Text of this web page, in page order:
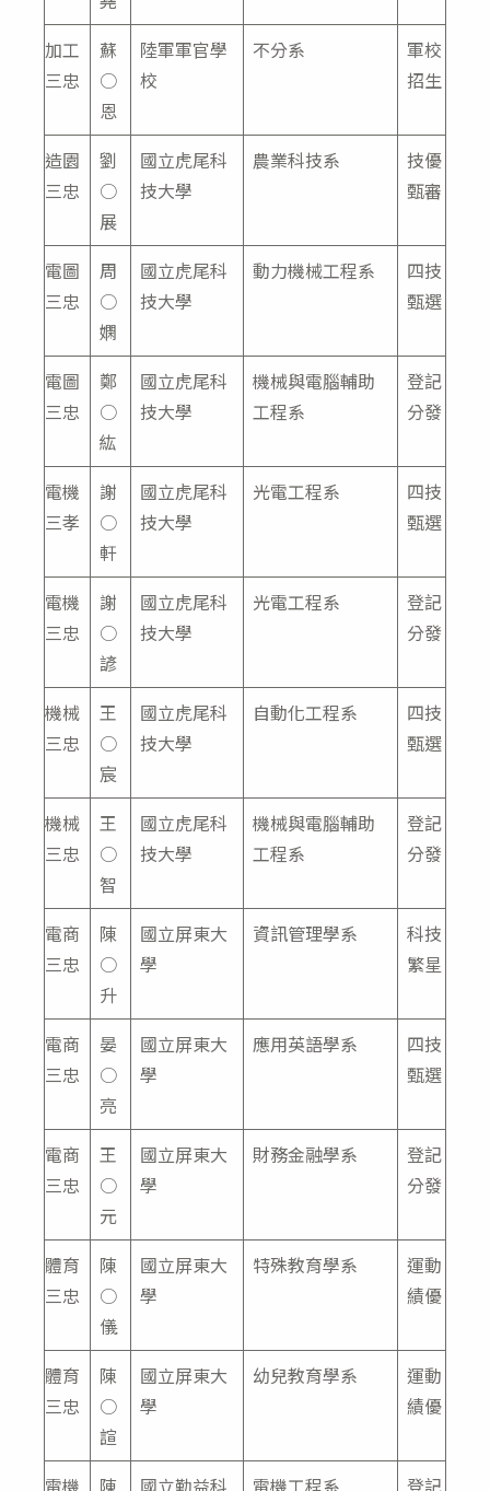
加工
三忠
蘇
○
恩
陸軍軍官學
校
不分系
軍校
招生
造園
三忠
劉
○
展
國立虎尾科
技大學
農業科技系
技優
甄審
電圖
三忠
周
○
嫻
國立虎尾科
技大學
動力機械工程系
四技
甄選
電圖
三忠
鄭
○
紘
國立虎尾科
技大學
機械與電腦輔助
工程系
登記
分發
電機
三孝
謝
○
軒
國立虎尾科
技大學
光電工程系
四技
甄選
電機
三忠
謝
○
諺
國立虎尾科
技大學
光電工程系
登記
分發
機械
三忠
王
○
宸
國立虎尾科
技大學
自動化工程系
四技
甄選
機械
三忠
王
○
智
國立虎尾科
技大學
機械與電腦輔助
工程系
登記
分發
電商
三忠
陳
○
升
國立屏東大
學
資訊管理學系
科技
繁星
電商
三忠
晏
○
亮
國立屏東大
學
應用英語學系
四技
甄選
電商
三忠
王
○
元
國立屏東大
學
財務金融學系
登記
分發
體育
三忠
陳
○
儀
國立屏東大
學
特殊教育學系
運動
績優
體育
三忠
陳
○
諠
國立屏東大
學
幼兒教育學系
運動
績優
電機
陳
國立勤益科
電機工程系
登記